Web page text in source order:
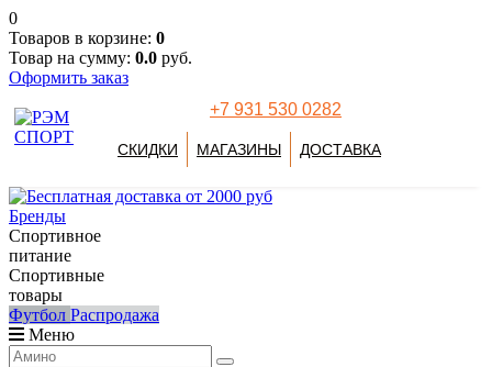
0
Товаров в корзине: 0
Товар на сумму: 0.0 руб.
Оформить заказ
+7 931 530 0282
СКИДКИ МАГАЗИНЫ ДОСТАВКА
Бренды
Спортивное
питание
Спортивные
товары
Футбол Распродажа
Меню